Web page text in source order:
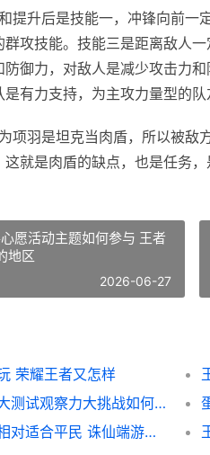
升后是技能一，冲锋向前一
攻技能。技能三是距离敌人
御力，对敌人是减少攻击力
有力支持，为主攻力量型的队
羽是坦克当肉盾，所以被敌
就是肉盾的缺点，也是任务
愿活动主题如何参与 王者
地区
2026-06-27
荣耀王者又怎样
王者荣耀荣耀侦探能力大测试观察力大挑战如何玩 王者荣耀侦查组
诛仙手机游戏哪个职业相对适合平民 诛仙端游手机版